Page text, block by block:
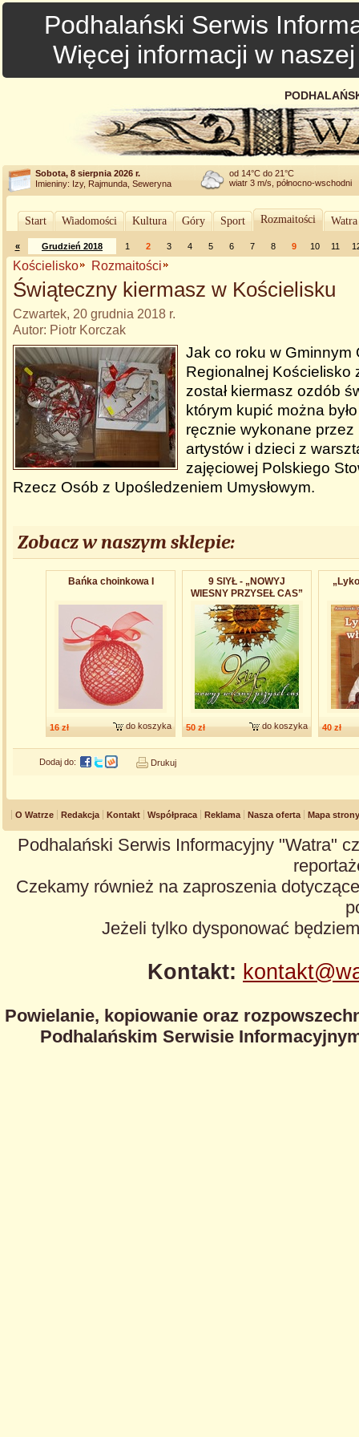
Podhalański Serwis
Więcej informacji w
Sobota, 8 sierpnia 2026 r.
Imieniny: Izy, Rajmunda, Seweryna
od 14°C do 21°C
wiatr 3 m/s, północno-wschodni
Start Wiadomości Kultura Góry Sport Rozmaitości
« Grudzień 2018 1 2 3 4 5 6 7 8 9 10 11
Kościelisko Rozmaitości
Świąteczny kiermasz w Kościelisku
Czwartek, 20 grudnia 2018 r.
Autor: Piotr Korczak
Jak co roku w Gminnym
Regionalnej Kościelisko
został kiermasz ozdób
którym kupić można
ręcznie wykonane przez
artystów i dzieci z
zajęciowej Polskiego
Rzecz Osób z Upośledzeniem Umysłowym.
Zobacz w naszym sklepie:
Bańka choinkowa I
16 zł do koszyka
9 SIYŁ - „NOWYJ
WIESNY PRZYSEŁ CAS”
- album dwupłytowy
50 zł do koszyka 40 zł
Dodaj do: Drukuj
O Watrze Redakcja Kontakt Współpraca Reklama Nasza oferta Mapa strony
Podhalański Serwis Informacyjny "Watra"
Czekamy również na zaproszenia
Jeżeli tylko dysponować
Kontakt:
Powielanie, kopiowanie oraz
Podhalańskim Serwisie